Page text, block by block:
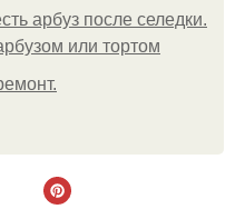
арбуз после селедки.
или тортом